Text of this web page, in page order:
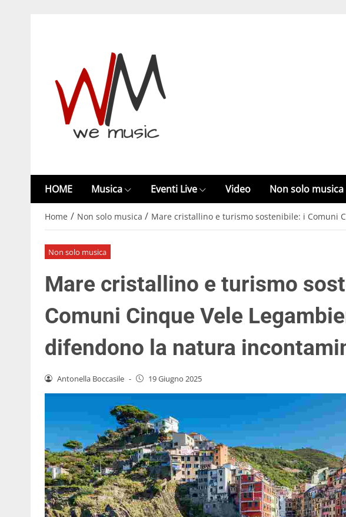
HOME Musica Eventi Live Video Non solo musica
Home / Non solo musica / Mare cristallino e turismo sostenibile: i Comuni
Non solo musica
Mare cristallino e turismo
Comuni Cinque Vele
difendono la natura
Antonella Boccasile - 19 Giugno 2025